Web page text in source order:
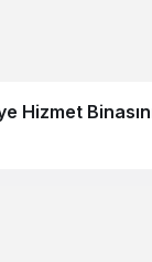
Hizmet